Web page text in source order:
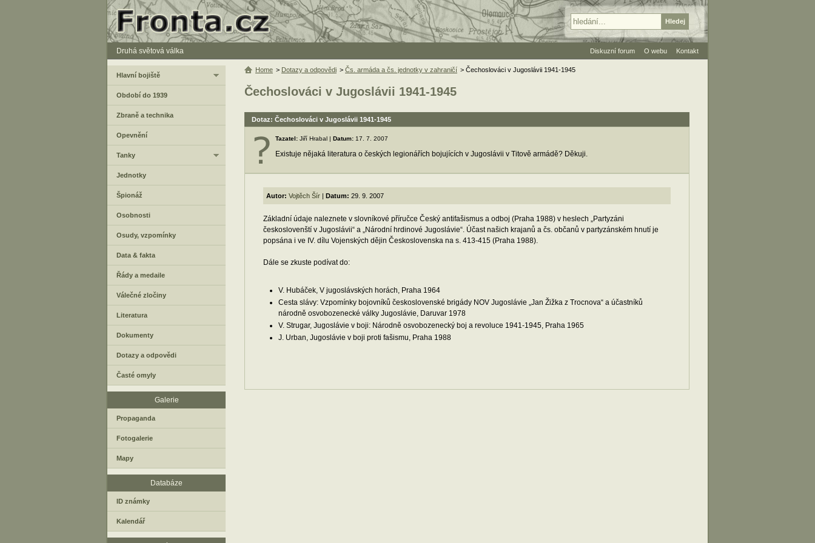
Druhá světová válka
Čechoslováci v Jugoslávii 1941-1945
Dotaz: Čechoslováci v Jugoslávii 1941-1945
Tazatel: Jiří Hrabal | Datum: 17. 7. 2007
Existuje nějaká literatura o českých legionářích bojujících v Jugoslávii v Titově armádě? Děkuji.
Autor: Vojtěch Šír | Datum: 29. 9. 2007
Základní údaje naleznete v slovníkové příručce Český antifašismus a odboj (Praha 1988) v heslech „Partyzáni
českoslovenští v Jugoslávii“ a „Národní hrdinové Jugoslávie“. Účast našich krajanů a čs. občanů v partyzánském hnutí je
popsána i ve IV. dílu Vojenských dějin Československa na s. 413-415 (Praha 1988).
Dále se zkuste podívat do:
V. Hubáček, V jugoslávských horách, Praha 1964
Cesta slávy: Vzpomínky bojovníků československé brigády NOV Jugoslávie „Jan Žižka z Trocnova“ a účastníků
národně osvobozenecké války Jugoslávie, Daruvar 1978
V. Strugar, Jugoslávie v boji: Národně osvobozenecký boj a revoluce 1941-1945, Praha 1965
J. Urban, Jugoslávie v boji proti fašismu, Praha 1988
Home > Dotazy a odpovědi > Čs. armáda a čs. jednotky v zahraničí > Čechoslováci v Jugoslávii 1941-1945
Hlavní bojiště
Období do 1939
Zbraně a technika
Opevnění
Tanky
Jednotky
Špionáž
Osobnosti
Osudy, vzpomínky
Data & fakta
Řády a medaile
Válečné zločiny
Literatura
Dokumenty
Dotazy a odpovědi
Časté omyly
Galerie
Propaganda
Fotogalerie
Mapy
Databáze
ID známky
Kalendář
Diskuzní forum O webu Kontakt